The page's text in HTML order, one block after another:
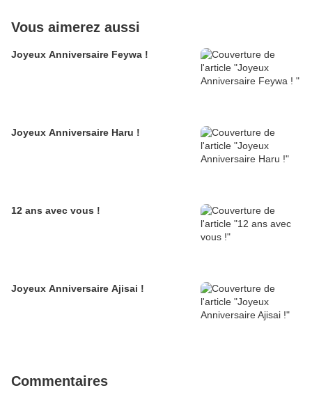
Vous aimerez aussi
Joyeux Anniversaire Feywa !
Joyeux Anniversaire Haru !
12 ans avec vous !
Joyeux Anniversaire Ajisai !
Commentaires